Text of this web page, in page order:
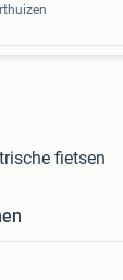
fietsen